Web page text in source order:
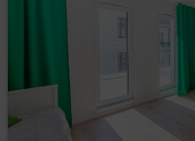
Oprogramowanie do
(przeglądarka
dopuszcza
urządzeniu końcowym
Goście/Użytkownicy
w tym zakresie.
usunięcie plików
automatyczne
Ograniczenia
wpłynąć na niektóre